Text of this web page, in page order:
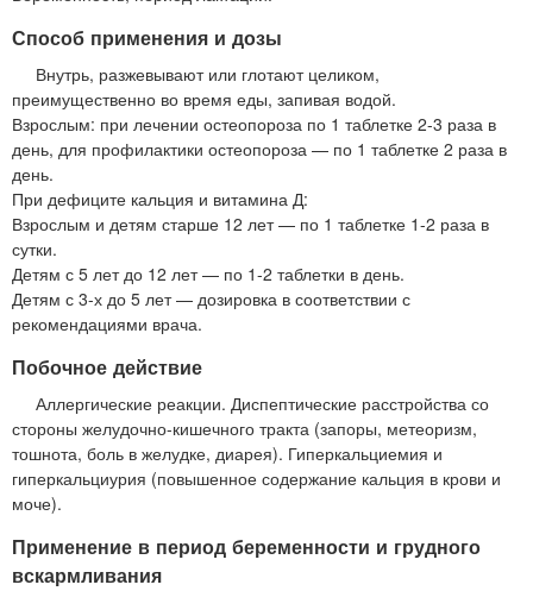
Способ применения и дозы
Внутрь, разжевывают или глотают целиком,
преимущественно во время еды, запивая водой.
Взрослым: при лечении остеопороза по 1 таблетке 2-3 раза в
день, для профилактики остеопороза — по 1 таблетке 2 раза в
день.
При дефиците кальция и витамина Д:
Взрослым и детям старше 12 лет — по 1 таблетке 1-2 раза в
сутки.
Детям с 5 лет до 12 лет — по 1-2 таблетки в день.
Детям с 3-х до 5 лет — дозировка в соответствии с
рекомендациями врача.
Побочное действие
Аллергические реакции. Диспептические расстройства со
стороны желудочно-кишечного тракта (запоры, метеоризм,
тошнота, боль в желудке, диарея). Гиперкальциемия и
гиперкальциурия (повышенное содержание кальция в крови и
моче).
Применение в период беременности и грудного
вскармливания